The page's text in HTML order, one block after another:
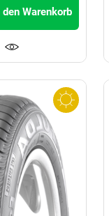
den Warenkorb